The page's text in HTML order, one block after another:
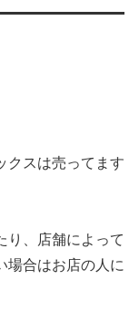
クスは売ってます
り、店舗によって
場合はお店の人に